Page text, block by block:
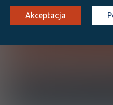
Wyślij do nas
znalazłeś, a
NAZWA PRODUKTU
Akceptacja